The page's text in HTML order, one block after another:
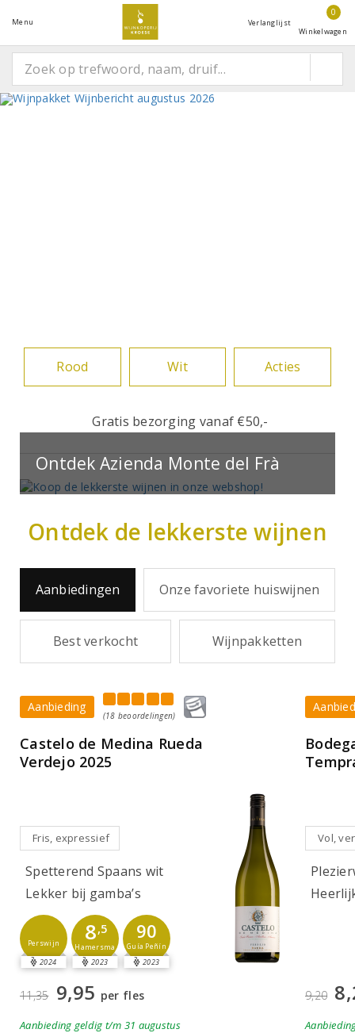
Menu Verlanglijst
0
Winkelwagen
Rood Wit Acties
Gratis bezorging vanaf €50,-
Ontdek Azienda Monte del Frà
Ontdek de lekkerste wijnen
Aanbiedingen Onze favoriete huiswijnen
Best verkocht Wijnpakketten
Aanbieding
(18 beoordelingen)
Castelo de Medina Rueda
Verdejo 2025
Fris, expressief
Spetterend Spaans wit
Lekker bij gamba’s
Perswijn
2024
8,5
Hamersma
2023
90
Guía Peñín
2023
11,35 9,95 per fles
Aanbieding geldig t/m 31 augustus
Vol,
9,20